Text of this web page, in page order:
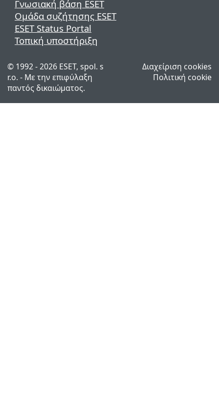
Γνωσιακή βάση ESET
Ομάδα συζήτησης ESET
ESET Status Portal
Τοπική υποστήριξη
© 1992 - 2026 ESET, spol. s
r.o. - Με την επιφύλαξη
παντός δικαιώματος.
Διαχείριση cookies
Πολιτική cookie